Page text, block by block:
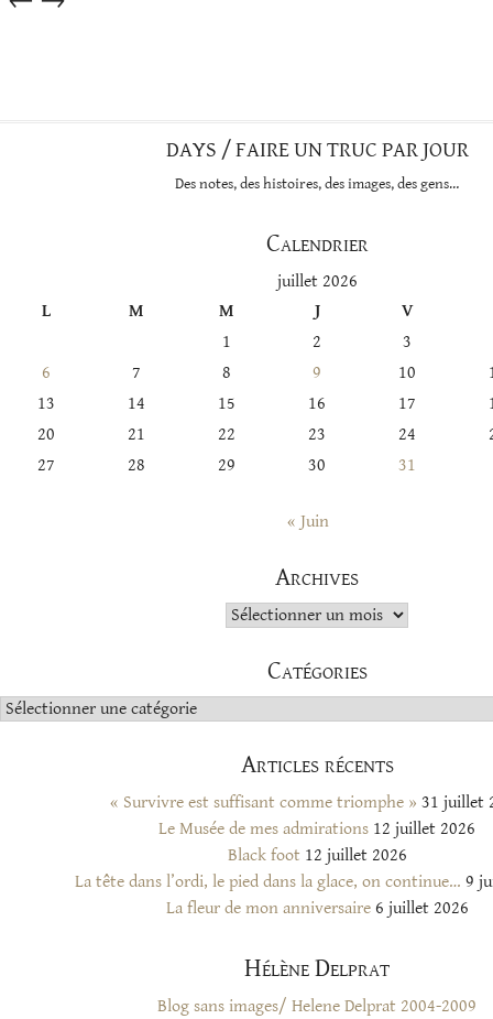
DAYS / FAIRE UN TRUC PAR JOUR
Des notes, des histoires, des images, des gens…
Calendrier
juillet 2026
L
M M J
V
1
2
3
6
7 8 9 10
13
14 15 16 17
20
21 22 23 24
27
28 29 30 31
« Juin
Archives
Archives
Catégories
Catégories
Articles récents
« Survivre est suffisant comme triomphe » 31 juillet
Le Musée de mes admirations 12 juillet 2026
Black foot 12 juillet 2026
La tête dans l’ordi, le pied dans la glace, on continue… 9
La fleur de mon anniversaire 6 juillet 2026
Hélène Delprat
Blog sans images/ Helene Delprat 2004-2009